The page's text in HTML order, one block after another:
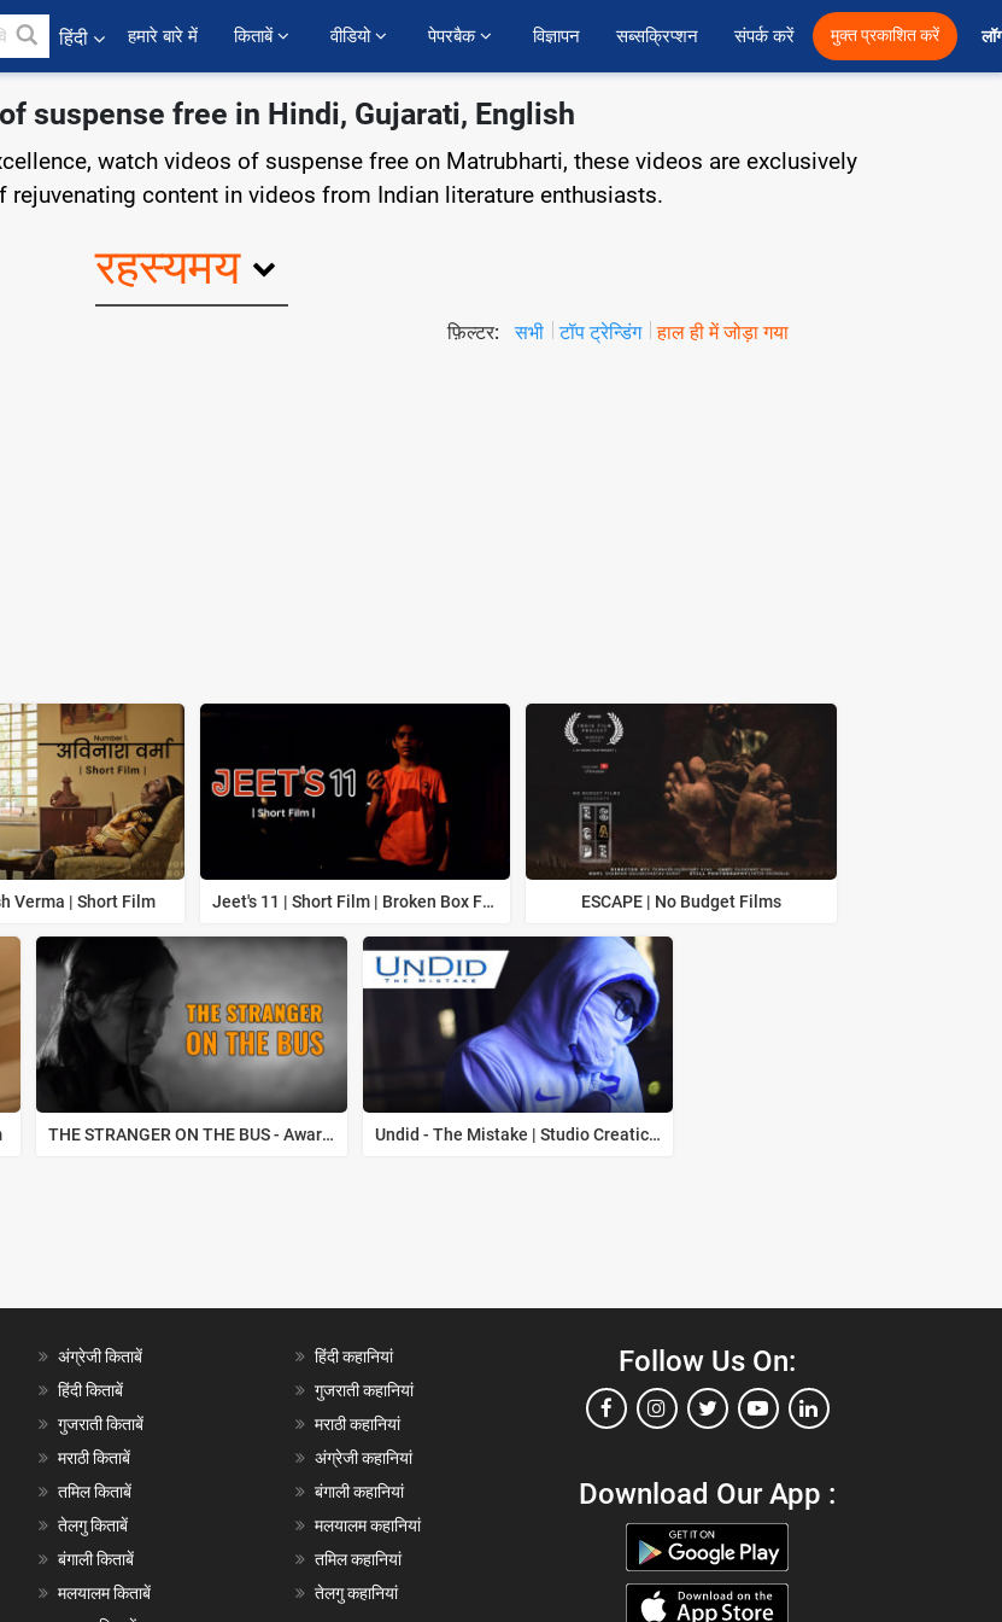
हिंदी हमारे बारे में किताबें वीडियो पेपरबैक विज्ञापन सब्सक्रिप्शन संपर्क करें मुक्त प्रकाशित करें
suspense free in Hindi, Gujarati, English
watch videos of suspense free on Matrubharti, these videos are exclusively
rejuvenating content in videos from Indian literature enthusiasts.
रहस्यमय
फ़िल्टर: सभी टॉप ट्रेन्डिंग हाल ही में जोड़ा गया
Verma | Short Film Jeet's 11 | Short Film | Broken Box Filmz ESCAPE | No Budget Films
THE STRANGER ON THE BUS - Award Winning Short Film Undid - The Mistake | Studio Creaticons
अंग्रेजी किताबें
हिंदी किताबें
गुजराती किताबें
मराठी किताबें
तमिल किताबें
तेलगु किताबें
बंगाली किताबें
मलयालम किताबें
हिंदी कहानियां
गुजराती कहानियां
मराठी कहानियां
अंग्रेजी कहानियां
बंगाली कहानियां
मलयालम कहानियां
तमिल कहानियां
तेलगु कहानियां
Follow Us On:
Download Our App :